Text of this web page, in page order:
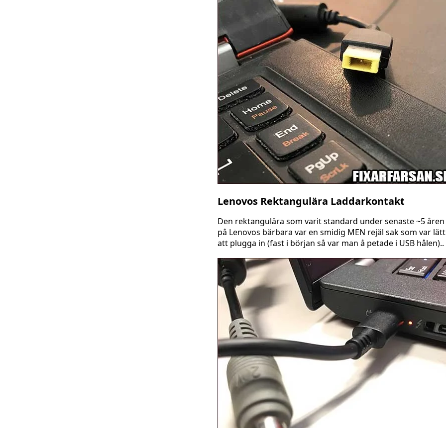
Lenovos Rektangulära Laddarkontakt
Den rektangulära som varit standard under senaste ~5 åren
på Lenovos bärbara var en smidig MEN rejäl sak som var lätt
att plugga in (fast i början så var man å petade i USB hålen)..